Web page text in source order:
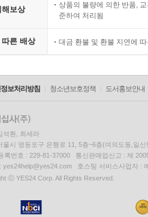
보상
상품의 불량에 의한 반품,
준하여 처리됨
른 배상 대금 환불 및 환불 지연에
보처리방침 청소년보호정책 도서홍보안내
석환, 최세라
울시 영등포구 은행로 11, 5층~6층(여의도동,일신
록번호 : 229-81-37000 통신판매업신고 : 제
yes24help@yes24.com 호스팅 서비스사업자 :
ⓒ YES24 Corp. All Rights Reserved.